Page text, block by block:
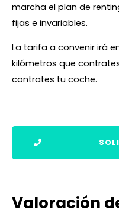
marcha el plan de
fijas e invariables.
La tarifa a convenir irá
kilómetros que
contrates tu coche.
Valoración